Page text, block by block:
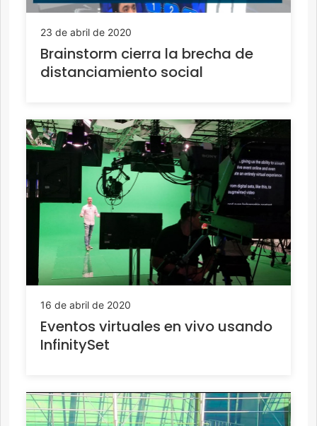
23 de abril de 2020
Brainstorm cierra la brecha de
distanciamiento social
16 de abril de 2020
Eventos virtuales en vivo usando
InfinitySet